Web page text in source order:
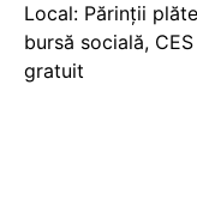
Local: Părinții
bursă socială,
gratuit